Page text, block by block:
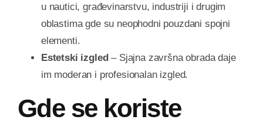
u nautici, građevinarstvu, industriji i drugim
oblastima gde su neophodni pouzdani spojni
elementi.
Estetski izgled– Sjajna završna obrada daje
im moderan i profesionalan izgled.
Gde se koriste